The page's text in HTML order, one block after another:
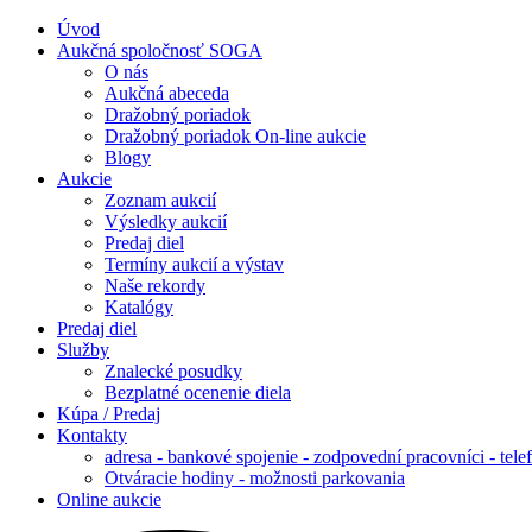
Úvod
Aukčná spoločnosť SOGA
O nás
Aukčná abeceda
Dražobný poriadok
Dražobný poriadok On-line aukcie
Blogy
Aukcie
Zoznam aukcií
Výsledky aukcií
Predaj diel
Termíny aukcií a výstav
Naše rekordy
Katalógy
Predaj diel
Služby
Znalecké posudky
Bezplatné ocenenie diela
Kúpa / Predaj
Kontakty
adresa - bankové spojenie - zodpovední pracovníci -
Otváracie hodiny - možnosti parkovania
Online aukcie